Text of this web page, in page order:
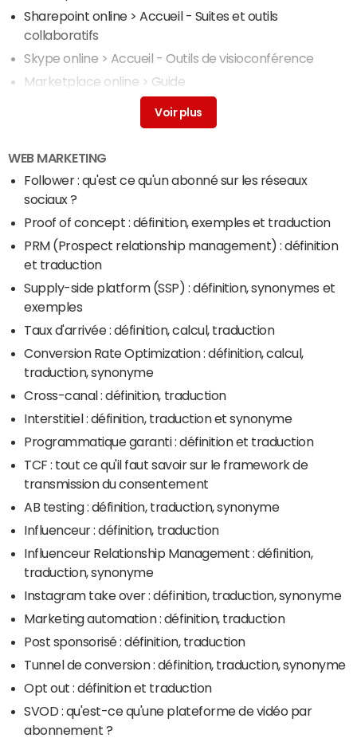
Sharepoint online> Accueil - Suites et outils
collaboratifs
Skype online > Accueil - Outils de visioconférence
Marketplace online > Guide
> Accueil - Suites et outils collaboratifs
> Accueil - Suites et outils collaboratifs
WEB MARKETING
Follower : qu'est ce qu'un abonné sur les réseaux
sociaux ?
Proof of concept : définition, exemples et traduction
PRM (Prospect relationship management) : définition
et traduction
Supply-side platform (SSP) : définition, synonymes et
exemples
Taux d'arrivée : définition, calcul, traduction
Conversion Rate Optimization : définition, calcul,
traduction, synonyme
Cross-canal : définition, traduction
Interstitiel : définition, traduction et synonyme
Programmatique garanti : définition et traduction
TCF : tout ce qu'il faut savoir sur le framework de
transmission du consentement
AB testing : définition, traduction, synonyme
Influenceur : définition, traduction
Influenceur Relationship Management : définition,
traduction, synonyme
Instagram take over : définition, traduction, synonyme
Marketing automation : définition, traduction
Post sponsorisé : définition, traduction
Tunnel de conversion : définition, traduction, synonyme
Opt out : définition et traduction
SVOD : qu'est-ce qu'une plateforme de vidéo par
abonnement ?